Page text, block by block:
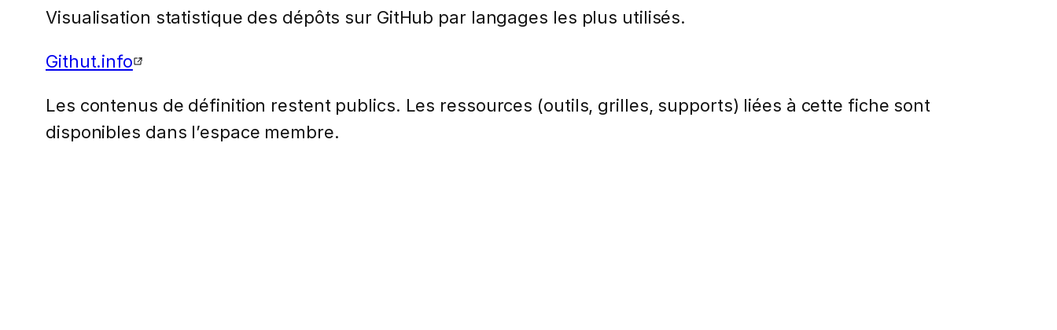
Visualisation statistique des dépôts sur GitHub par langages les plus utilisés.
Githut.info
Les contenus de définition restent publics. Les ressources (outils, grilles, supports) liées à cette fiche sont
disponibles dans l’espace membre.